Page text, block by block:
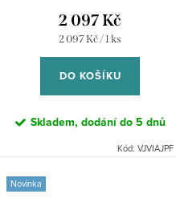
2 097 Kč
Měrná
2 097 Kč / 1 ks
DO KOŠÍKU
Skladem, dodání do 5 dnů
Kód: VJVIAJPF
Novinka